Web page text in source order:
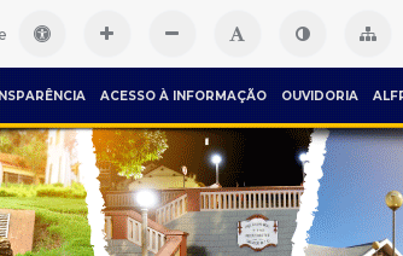
ACESSO À INFORMAÇÃO OUVIDORIA